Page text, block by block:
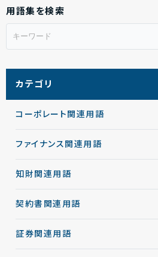
用語集を検索
カテゴリ
コーポレート関連用語
ファイナンス関連用語
知財関連用語
契約書関連用語
証券関連用語